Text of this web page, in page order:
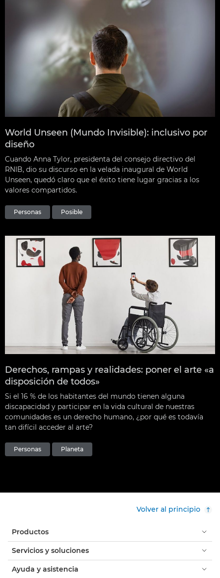
World Unseen (Mundo Invisible): inclusivo por
diseño
Cuando Anna Tylor, presidenta del consejo directivo del
RNIB, dio su discurso en la velada inaugural de World
Unseen, quedó claro que el éxito tiene lugar gracias a los
valores compartidos.
Personas Posible
Derechos, rampas y realidades: poner el arte «a
disposición de todos»
Si el 16 % de los habitantes del mundo tienen alguna
discapacidad y participar en la vida cultural de nuestras
comunidades es un derecho humano, ¿por qué es todavía
tan difícil acceder al arte?
Personas Planeta
Volver al principio
Productos
Servicios y soluciones
Ayuda y asistencia